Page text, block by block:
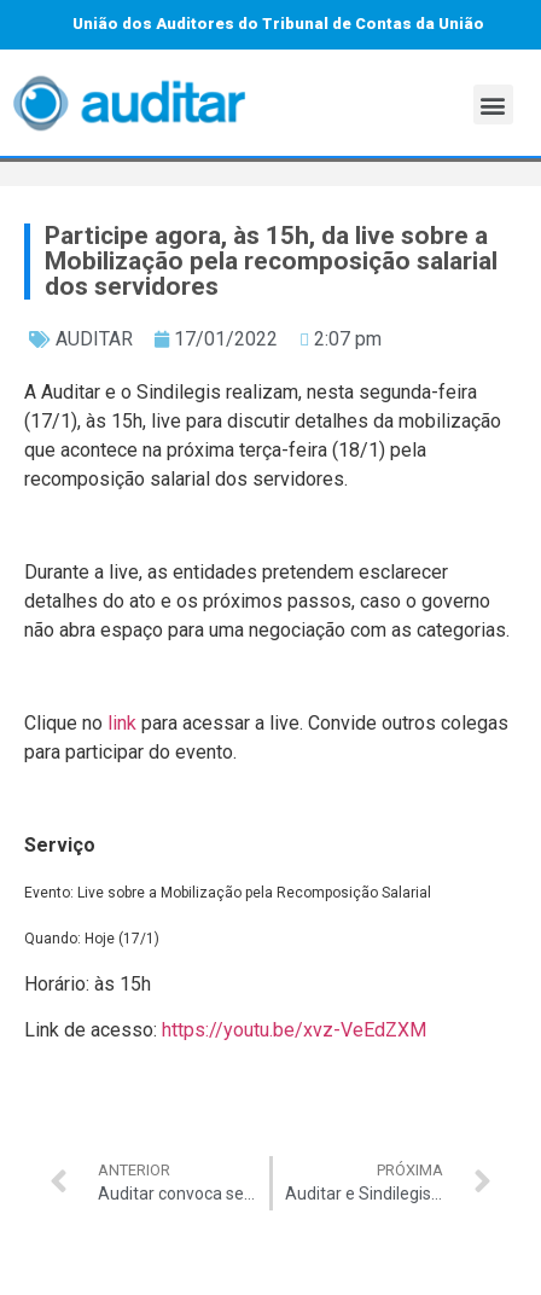
União dos Auditores do Tribunal de Contas da União
Participe agora, às 15h, da live sobre a
Mobilização pela recomposição salarial
dos servidores
AUDITAR 17/01/2022 2:07 pm
A Auditar e o Sindilegis realizam, nesta segunda-feira
(17/1), às 15h, live para discutir detalhes da mobilização
que acontece na próxima terça-feira (18/1) pela
recomposição salarial dos servidores.
Durante a live, as entidades pretendem esclarecer
detalhes do ato e os próximos passos, caso o governo
não abra espaço para uma negociação com as categorias.
Clique no link para acessar a live. Convide outros colegas
para participar do evento.
Serviço
Evento: Live sobre a Mobilização pela Recomposição Salarial
Quando: Hoje (17/1)
Horário: às 15h
Link de acesso: https://youtu.be/xvz-VeEdZXM
ANTERIOR PRÓXIMA